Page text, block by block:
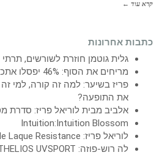
קרא עוד ←
כתבות אחרונות
גלית גוטמן חוזרת לשורשים,
מריחים את הסוף: 46% יפסלו אתכם על חולצה מיוזעת
פריז בשיער: למה זה קורה, למי
את התופעה?
אלביב מבית לוריאל פריז: סדרת
Intuition:Intuition Blossom
לוריאל פריז: Infallible Laque Resistance
לה רוש-פוזה: ANTHELIOS UVSPORT